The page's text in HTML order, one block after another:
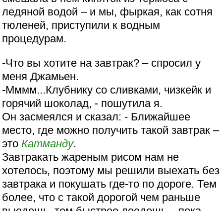
ледяной водой – и мы, фыркая, как сотня
тюленей, приступили к водным
процедурам.
-Что вы хотите на завтрак? – спросил у
меня Джамьен.
-Мммм...Клубнику со сливками, чизкейк и
горячий шоколад, - пошутила я.
Он засмеялся и сказал: - Ближайшее
место, где можно получить такой завтрак –
этоКатманду.
Завтракать жареным рисом нам не
хотелось, поэтому мы решили выехать без
завтрака и покушать где-то по дороге. Тем
более, что с такой дорогой чем раньше